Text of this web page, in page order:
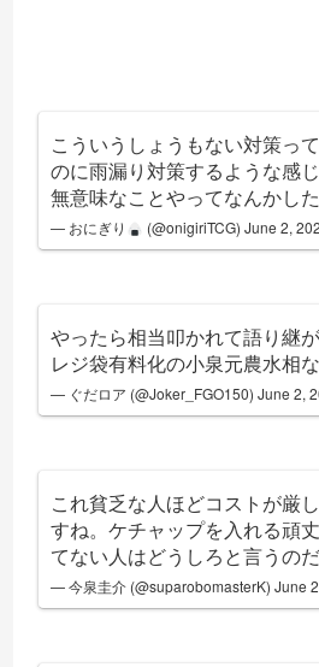
こういうしょうもない対策っ
のに雨漏り対策するような感
無意味なことやってなんかし
— おにぎり (@onigiriTCG) June 2,
やったら相当叩かれて語り継
レジ袋有料化の小泉元農水相
— ぐだロア (@Joker_FGO150)June 2,
これ貧乏な人ほどコストが厳
すね。ケチャップを入れる頑
てない人はどうしろと言うのだ
— 今泉圭介 (@suparobomasterK)June